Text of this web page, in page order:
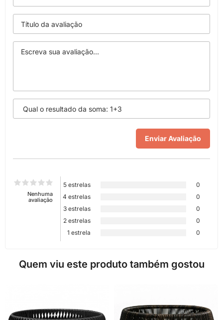
Nenhuma
avaliação
5 estrelas
0
4 estrelas
0
3 estrelas
0
2 estrelas
0
1 estrela
0
Quem viu este produto também gostou